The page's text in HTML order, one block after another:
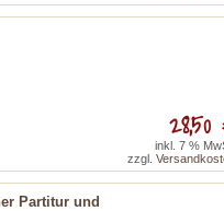
inkl. 7 %
zzgl.
Partitur und